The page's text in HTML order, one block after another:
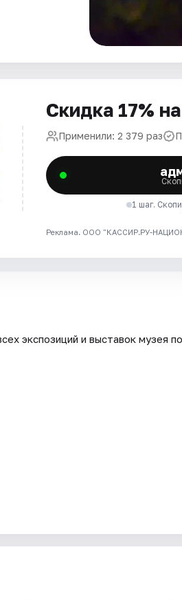
Скидка 17%
Применили: 2 379 раз
1 шаг.
Реклама. ООО "КАССИР.РУ-
экспозиций и выставок музея